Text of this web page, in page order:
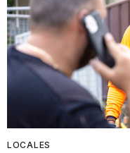
LOCALES